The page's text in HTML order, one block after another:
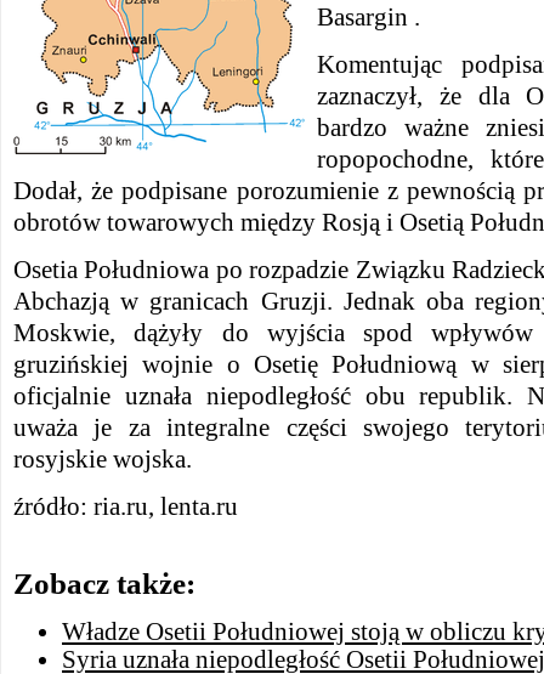
Basargin .
Komentując
zaznaczył, że dla
bardzo ważne
ropopochodne,
Dodał, że podpisane porozumienie z pewnością
obrotów towarowych między Rosją i Osetią
Osetia Południowa po rozpadzie Związku
Abchazją w granicach Gruzji. Jednak oba
Moskwie, dążyły do wyjścia spod
gruzińskiej wojnie o Osetię Południową w
oficjalnie uznała niepodległość obu republik.
uważa je za integralne części swojego
rosyjskie wojska.
źródło: ria.ru, lenta.ru
Zobacz także:
Władze Osetii Południowej stoją w obliczu
Syria uznała niepodległość Osetii Południowej